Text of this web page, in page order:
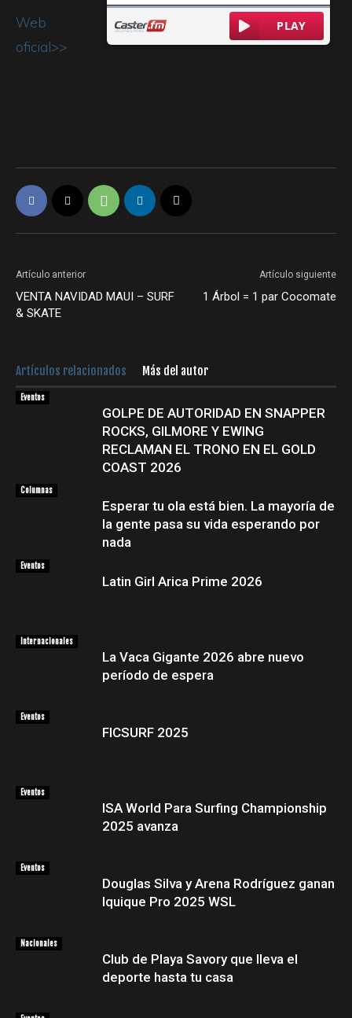
Web
oficial>>
Artículo anterior
VENTA NAVIDAD MAUI – SURF
& SKATE
Artículo siguiente
1 Árbol = 1 par Cocomate
Artículos relacionados Más del autor
Eventos
GOLPE DE AUTORIDAD EN SNAPPER
ROCKS, GILMORE Y EWING
RECLAMAN EL TRONO EN EL GOLD
COAST 2026
Columnas
Esperar tu ola está bien. La mayoría de
la gente pasa su vida esperando por
nada
Eventos
Latin Girl Arica Prime 2026
Internacionales
La Vaca Gigante 2026 abre nuevo
período de espera
Eventos
FICSURF 2025
Eventos
ISA World Para Surfing Championship
2025 avanza
Eventos
Douglas Silva y Arena Rodríguez ganan
Iquique Pro 2025 WSL
Nacionales
Club de Playa Savory que lleva el
deporte hasta tu casa